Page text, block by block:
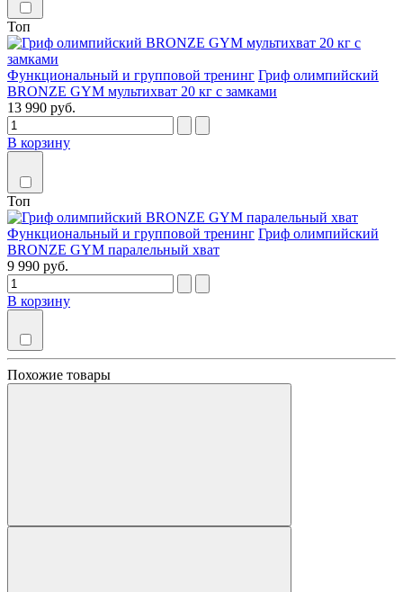
Топ
Функциональный и групповой тренинг Гриф олимпийский
BRONZE GYM мультихват 20 кг с замками
13 990 руб.
В корзину
Топ
Функциональный и групповой тренинг Гриф олимпийский
BRONZE GYM паралельный хват
9 990 руб.
В корзину
Похожие товары